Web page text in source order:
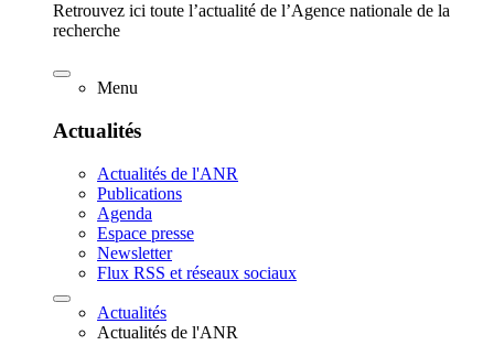
Retrouvez ici toute l’actualité de l’Agence nationale de la
recherche
Menu
Actualités
Actualités de l'ANR
Publications
Agenda
Espace presse
Newsletter
Flux RSS et réseaux sociaux
Actualités
Actualités de l'ANR